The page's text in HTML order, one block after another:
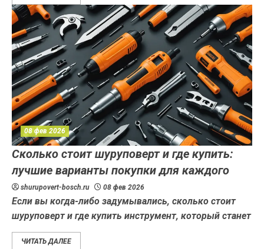
08 фев 2026
Сколько стоит шуруповерт и где купить:
лучшие варианты покупки для каждого
shurupovert-bosch.ru 08 фев 2026
Если вы когда-либо задумывались, сколько стоит
шуруповерт и где купить инструмент, который станет
ЧИТАТЬ ДАЛЕЕ